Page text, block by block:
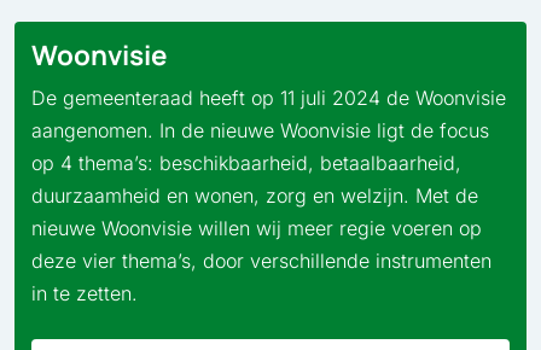
Woonvisie
De gemeenteraad heeft op 11 juli 2024 de Woonvisie
aangenomen. In de nieuwe Woonvisie ligt de focus
op 4 thema’s: beschikbaarheid, betaalbaarheid,
duurzaamheid en wonen, zorg en welzijn. Met de
nieuwe Woonvisie willen wij meer regie voeren op
deze vier thema’s, door verschillende instrumenten
in te zetten.